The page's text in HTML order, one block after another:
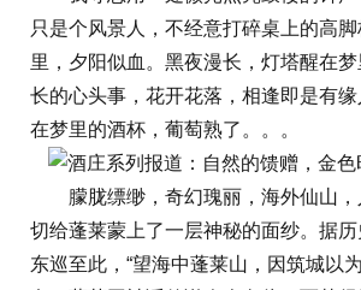
只是个风景人，不经意打碎桌上的高
里，夕阳似血。黑夜漫长，灯塔醒在
长的心头事，花开花落，相逢即是有
在梦里的酒杯，葡萄熟了。。。
朦胧缥缈，奇幻瑰丽，海外仙山，
切给蓬莱蒙上了一层神秘的面纱。据
东巡至此，“望海中蓬莱山，因筑城以